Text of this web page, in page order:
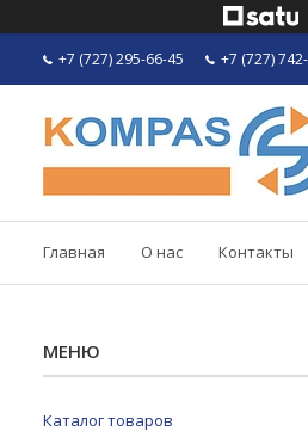
+7 (727) 295-66-45 +7 (727)
Главная О нас Контакты
Каталог товаров